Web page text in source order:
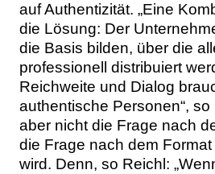
auf Authentizität. „Eine
die Lösung: Der
die Basis bilden, über die
professionell distribuiert
Reichweite und Dialog
authentische Personen“,
aber nicht die Frage nach
die Frage nach dem
wird. Denn, so Reichl: